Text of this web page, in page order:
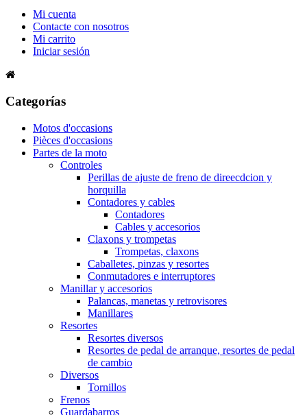
Mi cuenta
Contacte con nosotros
Mi carrito
Iniciar sesión
Categorías
Motos d'occasions
Pièces d'occasions
Partes de la moto
Controles
Perillas de ajuste de freno de direecdcion y
horquilla
Contadores y cables
Contadores
Cables y accesorios
Claxons y trompetas
Trompetas, claxons
Caballetes, pinzas y resortes
Conmutadores e interruptores
Manillar y accesorios
Palancas, manetas y retrovisores
Manillares
Resortes
Resortes diversos
Resortes de pedal de arranque, resortes de pedal
de cambio
Diversos
Tornillos
Frenos
Guardabarros